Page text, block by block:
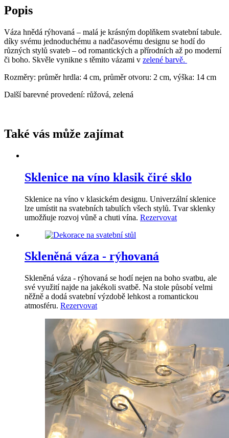
malá
Popis
Váza hnědá rýhovaná – malá je krásným doplňkem svatební tabule.
díky svému jednoduchému a nadčasovému designu se hodí do
různých stylů svateb – od romantických a přírodních až po moderní
či boho. Skvěle vynikne s těmito vázami v zelené barvě.
Rozměry: průměr hrdla: 4 cm, průměr otvoru: 2 cm, výška: 14 cm
Další barevné provedení: růžová, zelená
Také vás může zajímat
Sklenice na víno klasik čiré sklo
Sklenice na víno v klasickém designu. Univerzální sklenice
lze umístit na svatebních tabulích všech stylů. Tvar sklenky
umožňuje rozvoj vůně a chuti vína. Rezervovat
Skleněná váza - rýhovaná
Skleněná váza - rýhovaná se hodí nejen na boho svatbu, ale
své využití najde na jakékoli svatbě. Na stole působí velmi
něžně a dodá svatební výzdobě lehkost a romantickou
atmosféru. Rezervovat